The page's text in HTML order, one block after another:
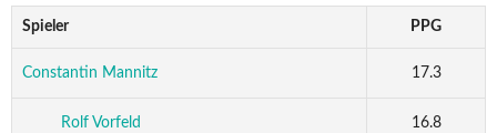
Spieler PPG
Constantin Mannitz 17.3
Rolf Vorfeld 16.8